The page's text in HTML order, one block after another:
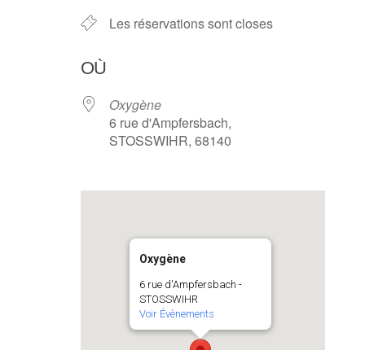
Les réservations sont closes
OÙ
Oxygène
6 rue d'Ampfersbach,
STOSSWIHR, 68140
Oxygène
6 rue d'Ampfersbach -
STOSSWIHR
Voir Évènements